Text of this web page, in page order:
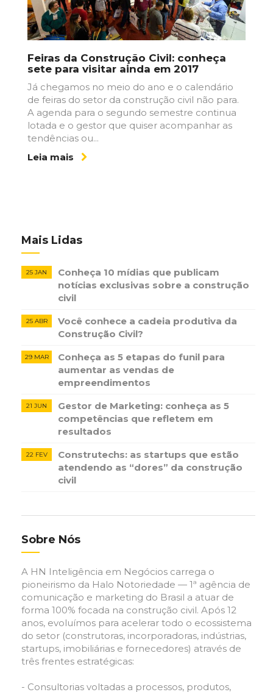
Feiras da Construção Civil: conheça
sete para visitar ainda em 2017
Já chegamos no meio do ano e o calendário
de feiras do setor da construção civil não para.
A agenda para o segundo semestre continua
lotada e o gestor que quiser acompanhar as
tendências ou...
Leia mais
Mais Lidas
25 JAN
Conheça 10 mídias que publicam
notícias ​exclusivas sobre​ ​a construção​ ​
civil
25 ABR
Você conhece a cadeia produtiva da
Construção Civil?
29 MAR
Conheça as 5 etapas do funil para
aumentar as vendas de
empreendimentos
21 JUN
Gestor de Marketing: conheça as 5
competências que refletem em
resultados
22 FEV
Construtechs: as startups que estão
atendendo as “dores” da construção
civil
Sobre Nós
A HN Inteligência em Negócios carrega o
pioneirismo da Halo Notoriedade — 1ª agência de
comunicação e marketing do Brasil a atuar de
forma 100% focada na construção civil. Após 12
anos, evoluímos para acelerar todo o ecossistema
do setor (construtoras, incorporadoras, indústrias,
startups, imobiliárias e fornecedores) através de
três frentes estratégicas:
- Consultorias voltadas a processos, produtos,